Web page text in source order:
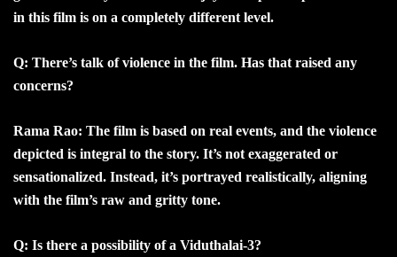
in this film is on a completely different level.
Q: There’s talk of violence in the film. Has that raised any
concerns?
Rama Rao: The film is based on real events, and the violence
depicted is integral to the story. It’s not exaggerated or
sensationalized. Instead, it’s portrayed realistically, aligning
with the film’s raw and gritty tone.
Q: Is there a possibility of a Viduthalai-3?